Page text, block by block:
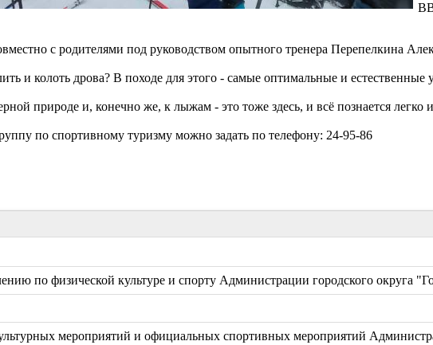
В
с родителями под руководством опытного тренера Перепелкина
и колоть дрова? В походе для этого - самые оптимальные и естественные
природе и, конечно же, к лыжам - это тоже здесь, и всё познается легко
по спортивному туризму можно задать по телефону: 24-95-86
по физической культуре и спорту Администрации городского округа
мероприятий и официальных спортивных мероприятий